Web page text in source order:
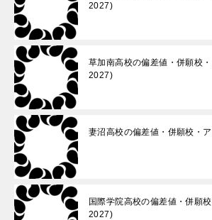
2027)
草加南高校の偏差値・併願校
2027)
妻沼高校の偏差値・併願校・
国際学院高校の偏差値・併願
2027)